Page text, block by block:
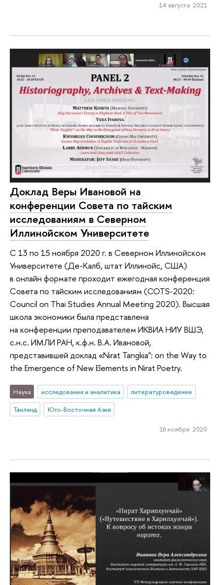
14 августа 2021
Доклад Веры Ивановой на
конференции Совета по тайским
исследованиям в Северном
Иллинойском Университете
C 13 по 15 ноября 2020 г. в Северном Иллинойском
Университете (Де-Калб, штат Иллинойс, США)
в онлайн формате проходит ежегодная конференция
Совета по тайским исследованиям (COTS‑2020:
Council on Thai Studies Annual Meeting 2020). Высшая
школа экономики была представлена
на конференции преподавателем ИКВИА НИУ ВШЭ,
с.н.с. ИМЛИ РАН, к.ф.н. В.А. Ивановой,
представившей доклад «Nirat Tangkia": on the Way to
the Emergence of New Elements in Nirat Poetry.
Наука исследования и аналитика
литературоведение
Таиланд
Юго-Восточная Азия
16 ноября 2020